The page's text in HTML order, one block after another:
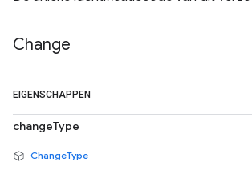
Change
EIGENSCHAPPEN
changeType
ChangeType